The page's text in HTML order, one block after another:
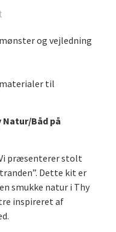
og vejledning
til
Natur/Båd på
præsenterer stolt
Dette kit er
smukke natur i Thy
inspireret af